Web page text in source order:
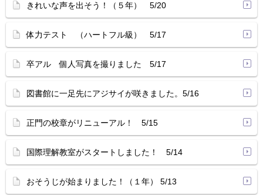
きれいな声を出そう！（５年） 5/20
体力テスト （ハートフル級） 5/17
卒アル 個人写真を撮りました 5/17
図書館に一足先にアジサイが咲きました。5/16
正門の校章がリニューアル！ 5/15
国際理解教室がスタートしました！ 5/14
おそうじが始まりました！（１年） 5/13